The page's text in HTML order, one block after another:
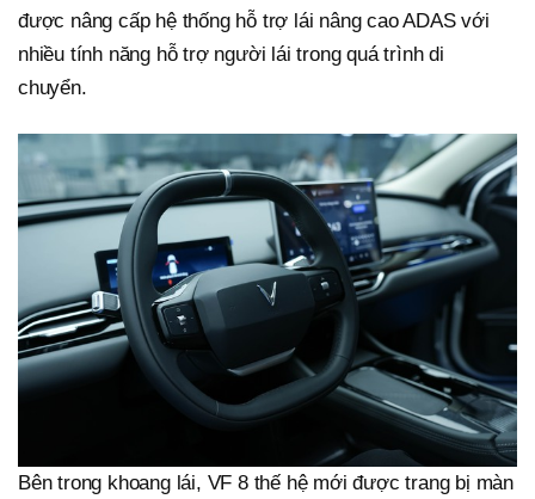
được nâng cấp hệ thống hỗ trợ lái nâng cao ADAS với
nhiều tính năng hỗ trợ người lái trong quá trình di
chuyển.
Bên trong khoang lái, VF 8 thế hệ mới được trang bị màn